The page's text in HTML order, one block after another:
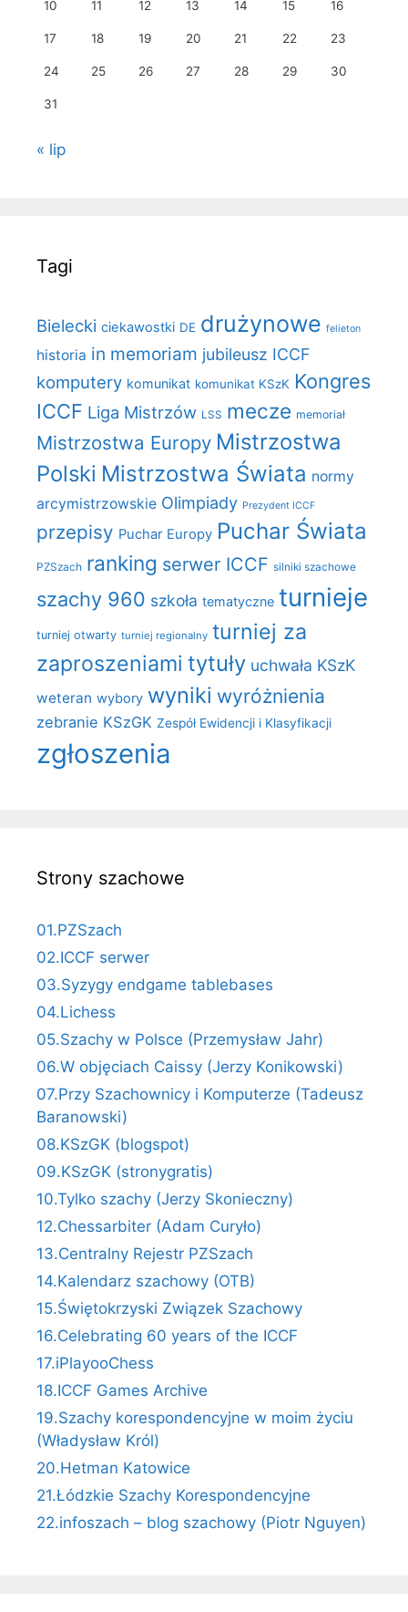
10 11 12 13 14 15 16
17 18 19 20 21 22 23
24 25 26 27 28 29 30
31
« lip
Tagi
Bielecki ciekawostki DE drużynowe felieton
historia in memoriam jubileusz ICCF
komputery komunikat komunikat KSzK Kongres
ICCF Liga Mistrzów LSS mecze memoriał
Mistrzostwa Europy Mistrzostwa
Polski Mistrzostwa Świata normy
arcymistrzowskie Olimpiady Prezydent ICCF
przepisy Puchar Europy Puchar Świata
PZSzach ranking serwer ICCF silniki szachowe
szachy 960 szkoła tematyczne turnieje
turniej otwarty turniej regionalny turniej za
zaproszeniami tytuły uchwała KSzK
weteran wybory wyniki wyróżnienia
zebranie KSzGK Zespół Ewidencji i Klasyfikacji
zgłoszenia
Strony szachowe
01.PZSzach
02.ICCF serwer
03.Syzygy endgame tablebases
04.Lichess
05.Szachy w Polsce (Przemysław Jahr)
06.W objęciach Caissy (Jerzy Konikowski)
07.Przy Szachownicy i Komputerze (Tadeusz
Baranowski)
08.KSzGK (blogspot)
09.KSzGK (stronygratis)
10.Tylko szachy (Jerzy Skonieczny)
12.Chessarbiter (Adam Curyło)
13.Centralny Rejestr PZSzach
14.Kalendarz szachowy (OTB)
15.Świętokrzyski Związek Szachowy
16.Celebrating 60 years of the ICCF
17.iPlayooChess
18.ICCF Games Archive
19.Szachy korespondencyjne w moim życiu
(Władysław Król)
20.Hetman Katowice
21.Łódzkie Szachy Korespondencyjne
22.infoszach – blog szachowy (Piotr Nguyen)